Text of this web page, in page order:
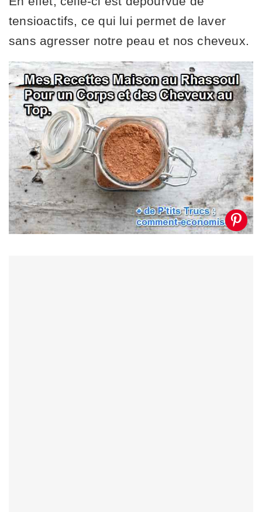
tensioactifs, ce qui lui permet de laver
sans agresser notre peau et nos cheveux.